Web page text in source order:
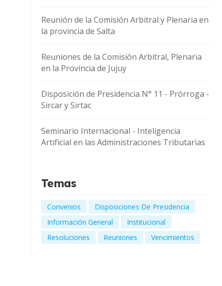
Reunión de la Comisión Arbitral y Plenaria en
la provincia de Salta
Reuniones de la Comisión Arbitral, Plenaria
en la Provincia de Jujuy
Disposición de Presidencia N° 11 - Prórroga -
Sircar y Sirtac
Seminario Internacional - Inteligencia
Artificial en las Administraciones Tributarias
Temas
Convenios
Disposiciones De Presidencia
Información General
Institucional
Resoluciones
Reuniones Vencimientos